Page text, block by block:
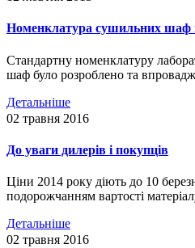
Номенклатура сушильних шаф
Стандартну номенклатуру
шаф було розроблено та
Детальніше
02 травня 2016
До уваги дилерів і покупців
Ціни 2014 року діють до 10
подорожчанням вартості
Детальніше
02 травня 2016